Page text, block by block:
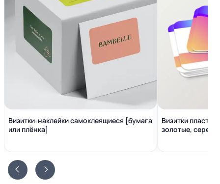
Визитки-наклейки самоклеящиеся [бумага
или плёнка]
Визитки
золотые,